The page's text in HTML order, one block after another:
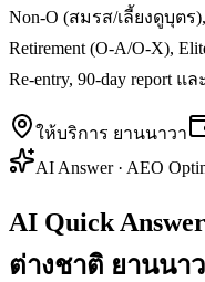
Non-O (สมรส/เลี้ยงดูบุตร
Retirement (O-A/O-X),
Re-entry, 90-day report
ให้บริการ ยานนาวา
AI Answer · AEO
AI Quick
ต่างชาติ ยานนา